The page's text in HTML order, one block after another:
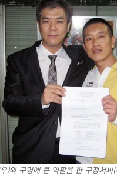
)와 구명에 큰 역활을 한 구정서